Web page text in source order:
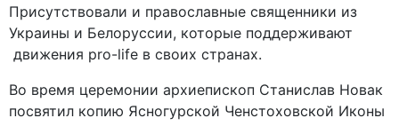
Присутствовали и православные священники из
Украины и Белоруссии, которые поддерживают
движения pro-life в своих странах.
Во время церемонии архиепископ Станислав Новак
посвятил копию Ясногурской Ченстоховской Иконы